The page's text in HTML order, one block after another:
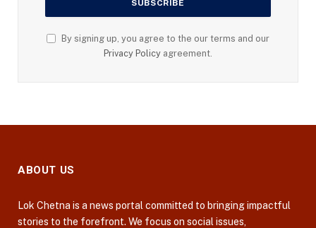
By signing up, you agree to the our terms and our
Privacy Policy agreement.
ABOUT US
Lok Chetna is a news portal committed to bringing impactful
stories to the forefront. We focus on social issues,